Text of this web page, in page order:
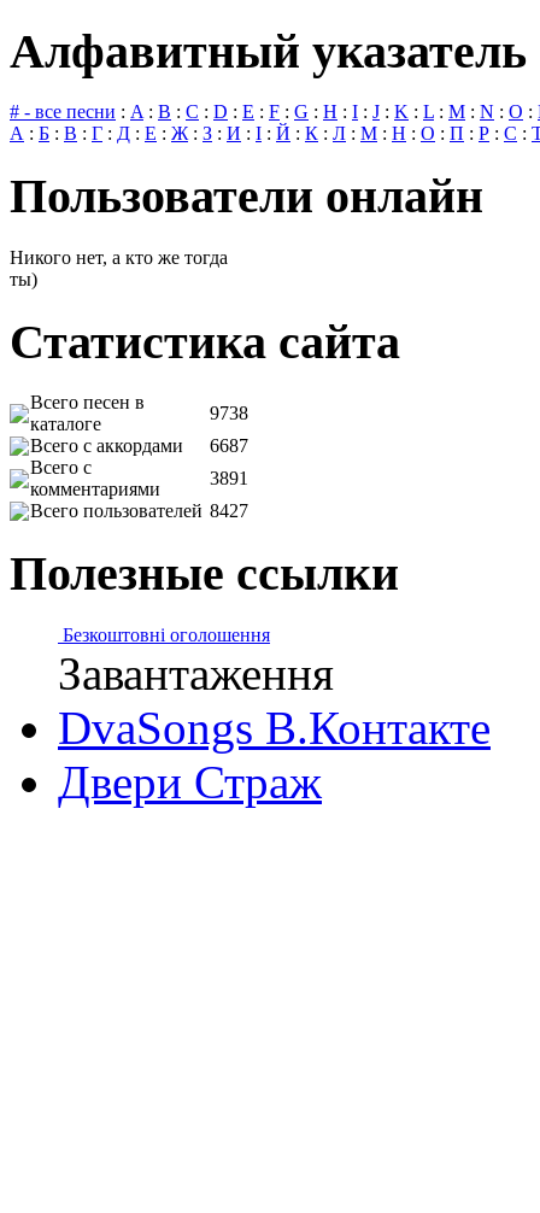
Алфавитный указатель
# - все песни : A : B : C : D : E : F : G : H : I : J : K : L : M : N : O :
А : Б : В : Г : Д : Е : Ж : З : И : І : Й : К : Л : М : Н : О : П : Р : С :
Пользователи онлайн
Никого нет, а кто же тогда
ты)
Статистика сайта
Всего песен в
каталоге
9738
Всего с аккордами
6687
Всего с
комментариями
3891
Всего пользователей 8427
Полезные ссылки
Безкоштовні оголошення
Завантаження
DvaSongs В.Контакте
Двери Страж